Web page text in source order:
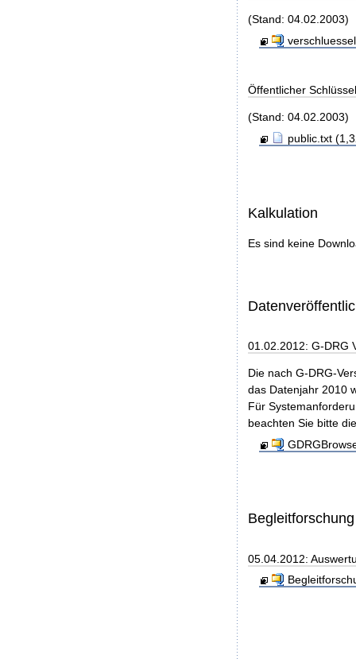
(Stand: 04.02.2003)
Öffentlicher
(Stand: 04.02.2003)
public.txt
Kalkulation
Es sind keine
01.02.2012: G-DRG
Die nach G-DRG-
das Datenjahr 2010
Für
beachten Sie bitte
Begleitforschung
05.04.2012: